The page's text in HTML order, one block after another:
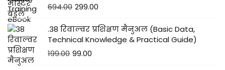
694.00 299.00
.38 रिवाल्वर प्रशिक्षण मैनुअल (Basic Data,
Technical Knowledge & Practical Guide)
199.00 99.00